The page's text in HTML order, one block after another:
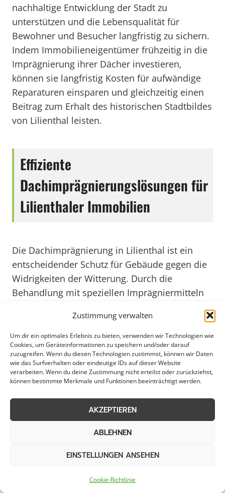
Zustimmung verwalten
Um dir ein optimales Erlebnis zu bieten, verwenden wir Technologien wie
Cookies, um Geräteinformationen zu speichern und/oder darauf
zuzugreifen. Wenn du diesen Technologien zustimmst, können wir Daten
wie das Surfverhalten oder eindeutige IDs auf dieser Website
verarbeiten. Wenn du deine Zustimmung nicht erteilst oder zurückziehst,
können bestimmte Merkmale und Funktionen beeinträchtigt werden.
AKZEPTIEREN
ABLEHNEN
EINSTELLUNGEN ANSEHEN
Cookie-Richtlinie
nachhaltige Entwicklung der Stadt zu
unterstützen und die Lebensqualität für
Bewohner und Besucher langfristig zu sichern.
Indem Immobilieneigentümer frühzeitig in die
Imprägnierung ihrer Dächer investieren,
können sie langfristig Kosten für aufwändige
Reparaturen einsparen und gleichzeitig einen
Beitrag zum Erhalt des historischen Stadtbildes
von Lilienthal leisten.
Effiziente
Dachimprägnierungslösungen für
Lilienthaler Immobilien
Die Dachimprägnierung in Lilienthal ist ein
entscheidender Schutz für Gebäude gegen die
Widrigkeiten der Witterung. Durch die
Behandlung mit speziellen Imprägniermitteln
Mikroorganismen geschützt. Dies erhöht nicht
nur die Lebensdauer des Daches, sondern trägt
auch zur Werterhaltung des gesamten
Gebäudes bei. In Lilienthal, einer idyllischen
Stadt mit einer reichen Geschichte, ist es
hochwertigen Dachimprägnierungen zu
schützen, um ihre Schönheit und Funktionalität
Lilienthal hängt von verschiedenen Faktoren